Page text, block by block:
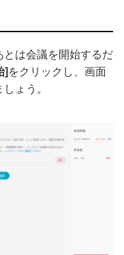
は会議を開始するだ
] をクリックし、画面
ょう。